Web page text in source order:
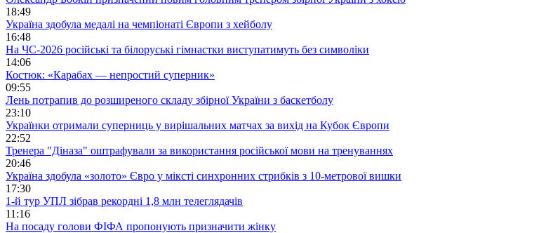
18:49
Україна здобула медалі на чемпіонаті Європи з хейболу
16:48
На ЧС-2026 російські та білоруські гімнастки виступатимуть без символіки
14:06
Костюк: «Карабах — непростий суперник»
09:55
Лень потрапив до розширеного складу збірної України з баскетболу
23:10
Українки отримали суперниць у вирішальних матчах за вихід на Кубок Європи
22:52
Тренера "Діназа" оштрафували за використання російської мови на тренуваннях
20:46
Україна здобула «золото» Євро у міксті синхронних стрибків з 10-метрової вишки
17:30
1-й тур УПЛ зібрав рекордні 1,8 млн телеглядачів
11:16
На посаду голови ФІФА пропонують призначити жінку